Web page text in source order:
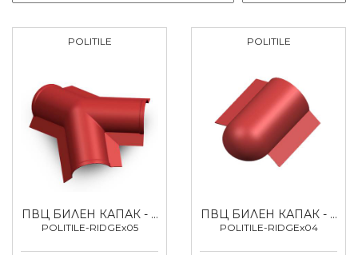
POLITILE
ПВЦ БИЛЕН КАПАК - …
POLITILE-RIDGEx05
POLITILE
ПВЦ БИЛЕН КАПАК - …
POLITILE-RIDGEx04